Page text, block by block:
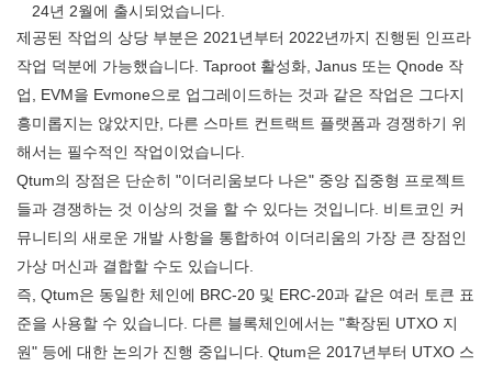
24년 2월에 출시되었습니다.
제공된 작업의 상당 부분은 2021년부터 2022년까지 진행된 인프라
작업 덕분에 가능했습니다. Taproot 활성화, Janus 또는 Qnode 작
업, EVM을 Evmone으로 업그레이드하는 것과 같은 작업은 그다지
흥미롭지는 않았지만, 다른 스마트 컨트랙트 플랫폼과 경쟁하기 위
해서는 필수적인 작업이었습니다.
Qtum의 장점은 단순히 "이더리움보다 나은" 중앙 집중형 프로젝트
들과 경쟁하는 것 이상의 것을 할 수 있다는 것입니다. 비트코인 ​​커
뮤니티의 새로운 개발 사항을 통합하여 이더리움의 가장 큰 장점인
가상 머신과 결합할 수도 있습니다.
즉, Qtum은 동일한 체인에 BRC-20 및 ERC-20과 같은 여러 토큰 표
준을 사용할 수 있습니다. 다른 블록체인에서는 "확장된 UTXO 지
원" 등에 대한 논의가 진행 중입니다. Qtum은 2017년부터 UTXO 스